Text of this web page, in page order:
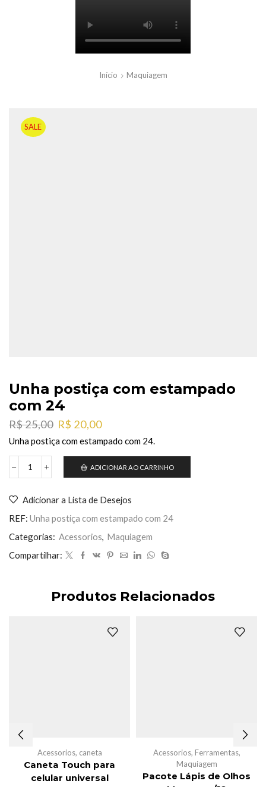
Início Maquiagem
SALE
Unha postiça com estampado
com 24
R$25,00 O
original
R$ 25,00.
R$ 20,00O
preço
atual
R$ 20,00.
Unha postiça com estampado com 24.
Unha
estampado
com
quantidade
ADICIONAR AO CARRINHO
Adicionar a Lista de Desejos
REF: Unha postiça com estampado com 24
Categorias: Acessorios, Maquiagem
Compartilhar:
Produtos Relacionados
Acessorios, caneta
Caneta Touch para
celular universal
Acessorios, Ferramentas,
Maquiagem
Pacote Lápis de Olhos